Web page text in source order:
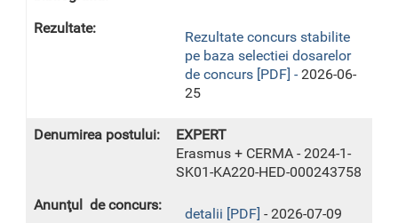
Rezultate concurs stabilite
pe baza selectiei dosarelor
de concurs [PDF] - 2026-06-
25
EXPERT
Erasmus + CERMA - 2024-1-
SK01-KA220-HED-000243758
detalii [PDF] - 2026-07-09